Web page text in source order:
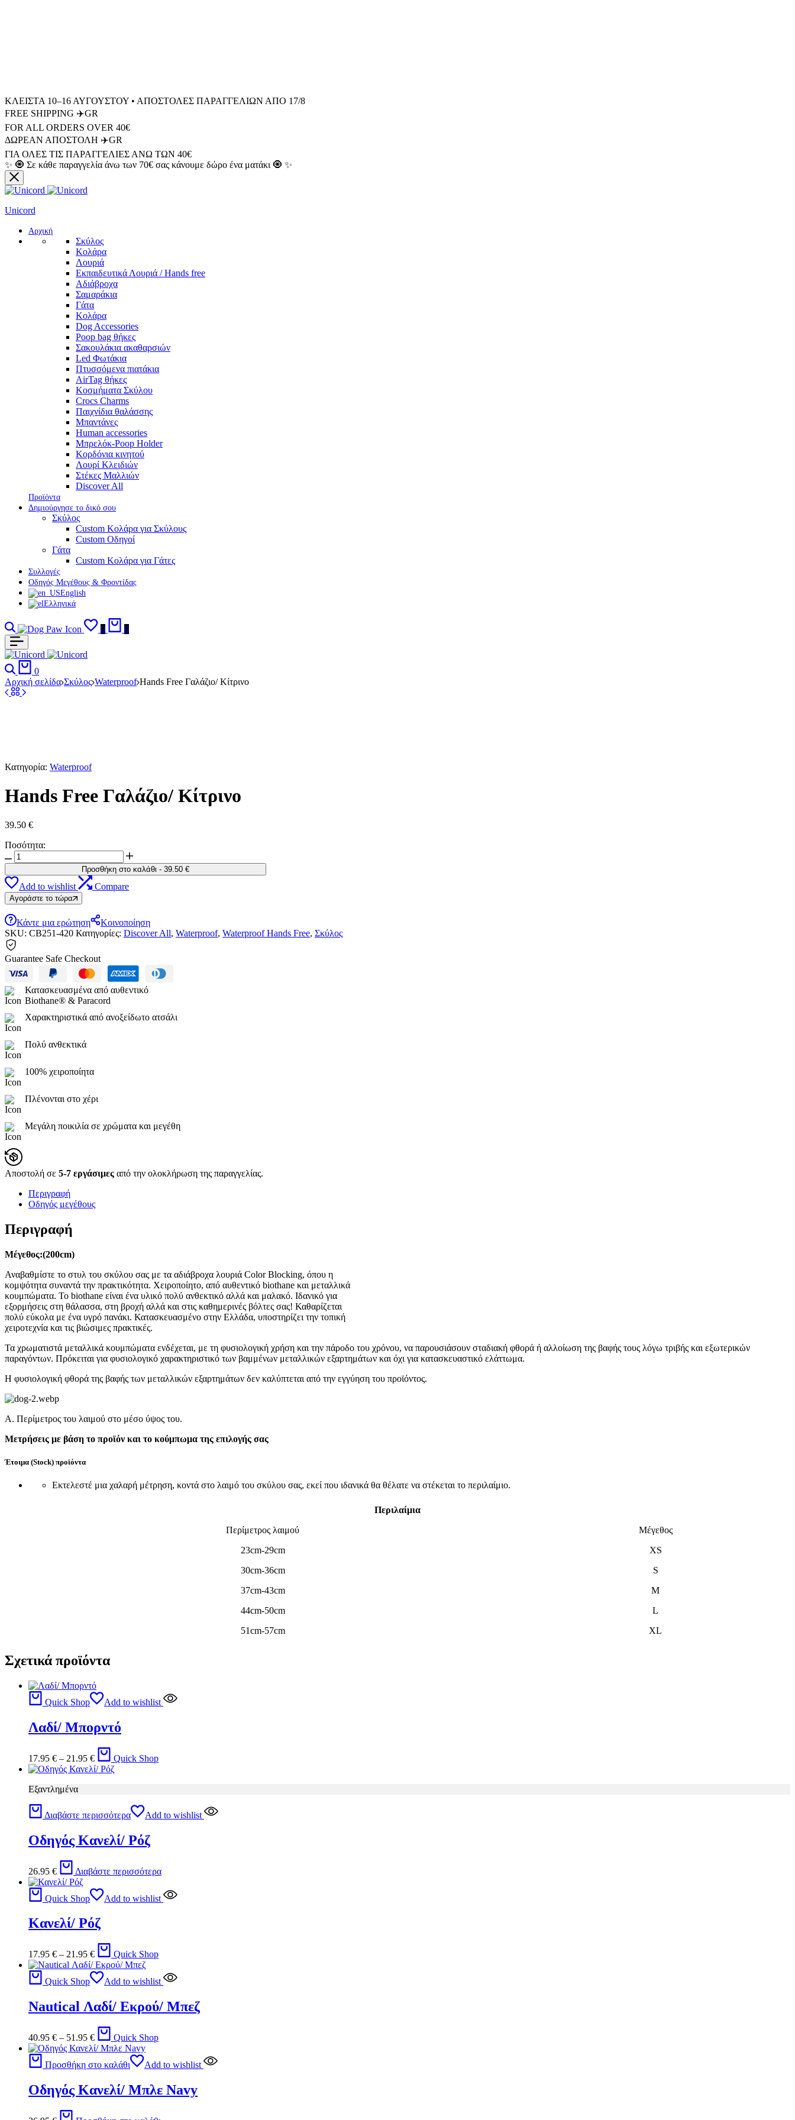
ΚΛΕΙΣΤΑ 10–16 ΑΥΓΟΥΣΤΟΥ • ΑΠΟΣΤΟΛΕΣ ΠΑΡΑΓΓΕΛΙΩΝ ΑΠΟ 17/8
FREE SHIPPING ✈️GR
FOR ALL ORDERS OVER 40€
ΔΩΡΕΑΝ ΑΠΟΣΤΟΛΗ ✈️GR
ΓΙΑ ΟΛΕΣ ΤΙΣ ΠΑΡΑΓΓΕΛΙΕΣ ΑΝΩ ΤΩΝ 40€
✨ 🧿 Σε κάθε παραγγελία άνω των 70€ σας κάνουμε δώρο ένα ματάκι 🧿 ✨
Unicord
Αρχική
Σκύλος
Κολάρα
Λουριά
Εκπαιδευτικά Λουριά / Hands free
Αδιάβροχα
Σαμαράκια
Γάτα
Κολάρα
Dog Accessories
Poop bag θήκες
Σακουλάκια ακαθαρσιών
Led Φωτάκια
Πτυσσόμενα πιατάκια
AirTag θήκες
Κοσμήματα Σκύλου
Crocs Charms
Παιχνίδια θαλάσσης
Μπαντάνες
Human accessories
Μπρελόκ-Poop Holder
Κορδόνια κινητού
Λουρί Κλειδιών
Στέκες Μαλλιών
Discover All
Προϊόντα
Δημιούργησε το δικό σου
Σκύλος
Custom Κολάρα για Σκύλους
Custom Οδηγοί
Γάτα
Custom Κολάρα για Γάτες
Συλλογές
Οδηγός Μεγέθους & Φροντίδας
English
Ελληνικά
Αναζήτηση Σύνδεση
0
Αγαπημένα
0
Καλάθι
Αναζήτηση
0
Αρχική σελίδα Σκύλος Waterproof Hands Free Γαλάζιο/ Κίτρινο
Κατηγορία: Waterproof
Hands Free Γαλάζιο/ Κίτρινο
39.50 €
Ποσότητα:
Hands
Free
Γαλάζιο/
Κίτρινο
ποσότητα
Προσθήκη στο καλάθι - 39.50 €
Add to wishlist Compare
Αγοράστε το τώρα
Κάντε μια ερώτηση
Κοινοποίηση
SKU: CB251-420 Κατηγορίες: Discover All, Waterproof, Waterproof Hands Free, Σκύλος
Guarantee Safe Checkout
Κατασκευασμένα από αυθεντικό
Biothane® & Paracord
Χαρακτηριστικά από ανοξείδωτο ατσάλι
Πολύ ανθεκτικά
100% χειροποίητα
Πλένονται στο χέρι
Μεγάλη ποικιλία σε χρώματα και μεγέθη
Αποστολή σε 5-7 εργάσιμες από την ολοκλήρωση της παραγγελίας.
Περιγραφή
Οδηγός μεγέθους
Περιγραφή
Μέγεθος:(200cm)
Αναβαθμίστε το στυλ του σκύλου σας με τα αδιάβροχα λουριά Color Blocking, όπου η
κομψότητα συναντά την πρακτικότητα. Χειροποίητο, από αυθεντικό biothane και μεταλλικά
κουμπώματα. Το biothane είναι ένα υλικό πολύ ανθεκτικό αλλά και μαλακό. Ιδανικό για
εξορμήσεις στη θάλασσα, στη βροχή αλλά και στις καθημερινές βόλτες σας! Καθαρίζεται
πολύ εύκολα με ένα υγρό πανάκι. Κατασκευασμένο στην Ελλάδα, υποστηρίζει την τοπική
χειροτεχνία και τις βιώσιμες πρακτικές.
Τα χρωματιστά μεταλλικά κουμπώματα ενδέχεται, με τη φυσιολογική χρήση και την πάροδο του χρόνου, να παρουσιάσουν σταδιακή φθορά ή αλλοίωση της βαφής τους λόγω τριβής και εξωτερικών
παραγόντων. Πρόκειται για φυσιολογικό χαρακτηριστικό των βαμμένων μεταλλικών εξαρτημάτων και όχι για κατασκευαστικό ελάττωμα.
Η φυσιολογική φθορά της βαφής των μεταλλικών εξαρτημάτων δεν καλύπτεται από την εγγύηση του προϊόντος.
A. Περίμετρος του λαιμού στο μέσο ύψος του.
Μετρήσεις με βάση το προϊόν και το κούμπωμα της επιλογής σας
Έτοιμα (Stock) προϊόντα
Εκτελεστέ μια χαλαρή μέτρηση, κοντά στο λαιμό του σκύλου σας, εκεί που ιδανικά θα θέλατε να στέκεται το περιλαίμιο.
Περιλαίμια
Περίμετρος λαιμού
Μέγεθος
23cm-29cm
XS
30cm-36cm
S
37cm-43cm
M
44cm-50cm
L
51cm-57cm
XL
Σχετικά προϊόντα
Quick Shop Add to wishlist
Λαδί/ Μπορντό
17.95 € – 21.95 € Quick Shop
Εξαντλημένα
Διαβάστε περισσότερα Add to wishlist
Οδηγός Κανελί/ Ρόζ
26.95 € Διαβάστε περισσότερα
Quick Shop Add to wishlist
Κανελί/ Ρόζ
17.95 € – 21.95 € Quick Shop
Quick Shop Add to wishlist
Nautical Λαδί/ Εκρού/ Μπεζ
40.95 € – 51.95 € Quick Shop
Προσθήκη στο καλάθι Add to wishlist
Οδηγός Κανελί/ Μπλε Navy